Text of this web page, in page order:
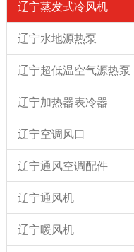
辽宁蒸发式冷风机
辽宁水地源热泵
辽宁超低温空气源热泵
辽宁加热器表冷器
辽宁空调风口
辽宁通风空调配件
辽宁通风机
辽宁暖风机